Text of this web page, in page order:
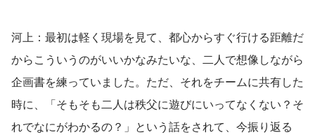
河上：最初は軽く現場を見て、都心からすぐ行ける距離だ
からこういうのがいいかなみたいな、二人で想像しながら
企画書を練っていました。ただ、それをチームに共有した
時に、「そもそも二人は秩父に遊びにいってなくない？そ
れでなにがわかるの？」という話をされて、今振り返る